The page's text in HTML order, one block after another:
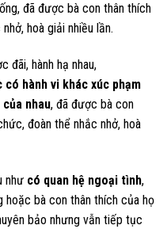
đã được bà con thân thích
hoà giải nhiều lần.
đãi, hành hạ nhau,
hành vi khác xúc phạm
nhau, đã được bà con
đoàn thể nhắc nhở, hoà
như có quan hệ ngoại tình,
bà con thân thích của họ
bảo nhưng vẫn tiếp tục